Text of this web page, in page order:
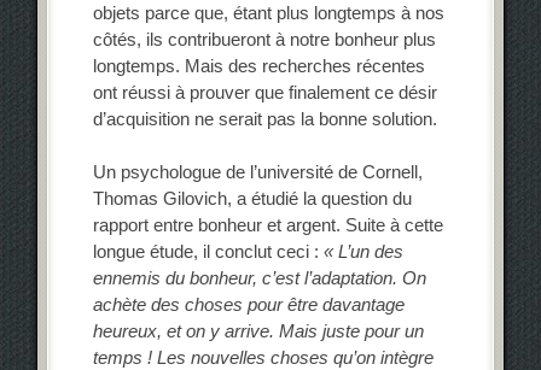
objets parce que, étant plus longtemps à nos
côtés, ils contribueront à notre bonheur plus
longtemps. Mais des recherches récentes
ont réussi à prouver que finalement ce désir
d’acquisition ne serait pas la bonne solution.
Un psychologue de l’université de Cornell,
Thomas Gilovich, a étudié la question du
rapport entre bonheur et argent. Suite à cette
longue étude, il conclut ceci :« L’un des
ennemis du bonheur, c’est l’adaptation. On
achète des choses pour être davantage
heureux, et on y arrive. Mais juste pour un
temps ! Les nouvelles choses qu’on intègre